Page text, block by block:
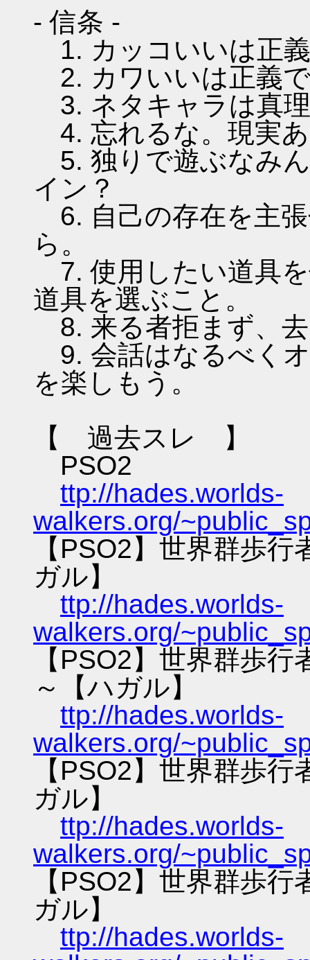
- 信条 -
1. カッコいいは正
2. カワいいは正義
3. ネタキャラは真
4. 忘れるな。現実
5. 独りで遊ぶなみ
イン？
6. 自己の存在を主
ら。
7. 使用したい道具
道具を選ぶこと。
8. 来る者拒まず、
9. 会話はなるべく
を楽しもう。
【 過去スレ 】
PSO2
ttp://hades.worlds-
walkers.org/
【PSO2】世界群歩
ガル】
ttp://hades.worlds-
walkers.org/
【PSO2】世界群歩
～【ハガル】
ttp://hades.worlds-
walkers.org/
【PSO2】世界群歩
ガル】
ttp://hades.worlds-
walkers.org/
【PSO2】世界群歩
ガル】
ttp://hades.worlds-